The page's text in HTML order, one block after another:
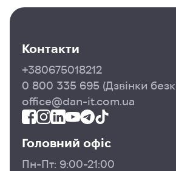
Контакти
+380675018212
0 800 335 695 (Дзвінки
office@dan-it.com.ua
Головний офіс
Пн-Пт: 9:00-21:00